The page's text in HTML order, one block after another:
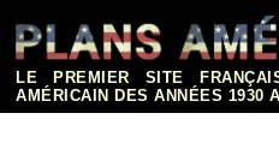
contenu
LE PREMIER SITE
AMÉRICAIN DES ANNÉES 1930